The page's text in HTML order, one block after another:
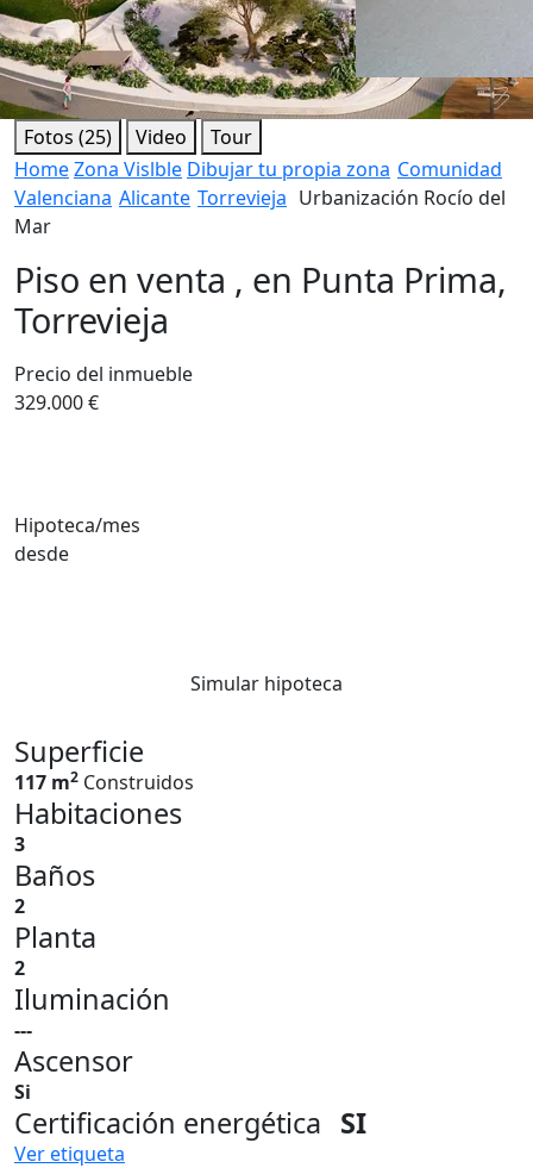
Fotos (25) Video
Tour
HomeZona Vislble Dibujar tu propia zona Comunidad
Valenciana Alicante Torrevieja Urbanización Rocío del
Mar
Piso en venta , en Punta Prima,
Torrevieja
Precio del inmueble
329.000 €
Hipoteca/mes
desde
Simular hipoteca
Superficie
117 m2 Construidos
Habitaciones
3
Baños
2
Planta
2
Iluminación
---
Ascensor
Si
Certificación energética SI
Ver etiqueta